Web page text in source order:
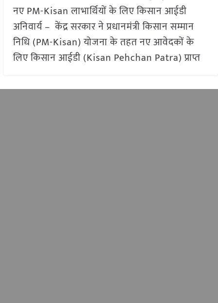
नए PM-Kisan लाभार्थियों के लिए किसान आईडी
अनिवार्य – केंद्र सरकार ने प्रधानमंत्री किसान सम्मान
निधि (PM-Kisan) योजना के तहत नए आवेदकों के
लिए किसान आईडी (Kisan Pehchan Patra) प्राप्त